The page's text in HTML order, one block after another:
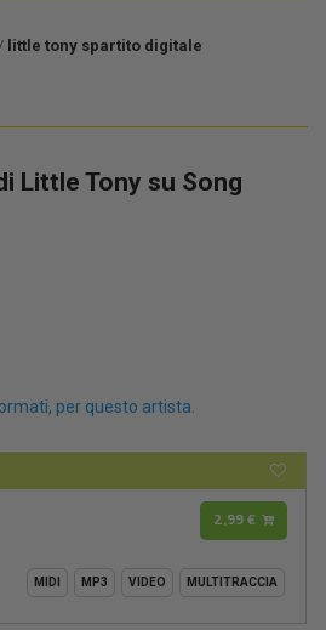
little tony spartito digitale
Little Tony su Song
per questo artista.
2,99 €
MIDI MP3 VIDEO MULTITRACCIA